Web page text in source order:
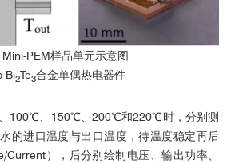
Mini-PEM样品单元示意图
Bi2Te3合金单偶热电器件
100℃、150℃、200℃和220℃时，分别测
的进口温度与出口温度，待温度稳定再后
Current），后分别绘制电压、输出功率、